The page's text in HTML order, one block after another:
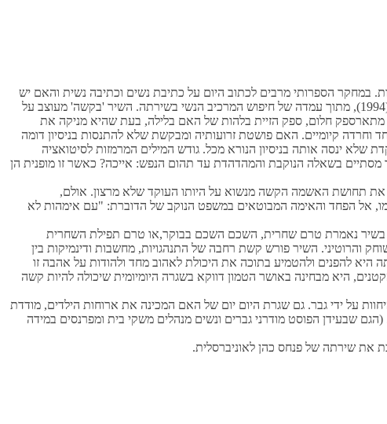
במחקר הספרותי מרבים לכתוב היום על כתיבת נשים וכתיבה נשית והאם יש
הנשי בשירתה. השיר 'בקשה' מעוצב על
מתארספק חלום, ספק הזיית בלהות של האם בלילה, בעת שהיא מניקה את
וחרדה קיומיים. האם פושטת זרועותיה ומבקשת שלא להתנסות בניסיון דומה
ינסה אותה בניסיון הנורא מכל. גודש המילים המרמזות לסיטואציה
בשאלה הנוקבת והמהדהדת עד תהום הנפש: אייכה? כאשר זו מופנית הן
תחושת האשמה הקשה מנשוא על היותו העוקד שלא מרצון. אולם,
אל הפחד והאימה המבוטאים במשפט הנוקב של הדוברת: "עם אימהות לא
נאמרת טרם שחרית, השכם השכם בבוקר,או טרם תפילת השחרית
והרוטיני. השיר פורש קשת רחבה של התנהגויות, מחשבות ודינמיקות בין
היא להפנים ולהטמיע בתוכה את היכולת לאהוב מחד ולהודות על אהבה זו
היא מבחינה באושר הטמון דווקא בשגרה היומיומית שיכולה להיות קשה
על ידי גבר. גם שגרת היום יום של האם המכינה את ארוחות הילדים, מודדת
שבעידן הפוסט מודרני גברים ונשים מנהלים משקי בית ומפרנסים במידה
את שירתה של פנחס כהן לאוניברסלית.